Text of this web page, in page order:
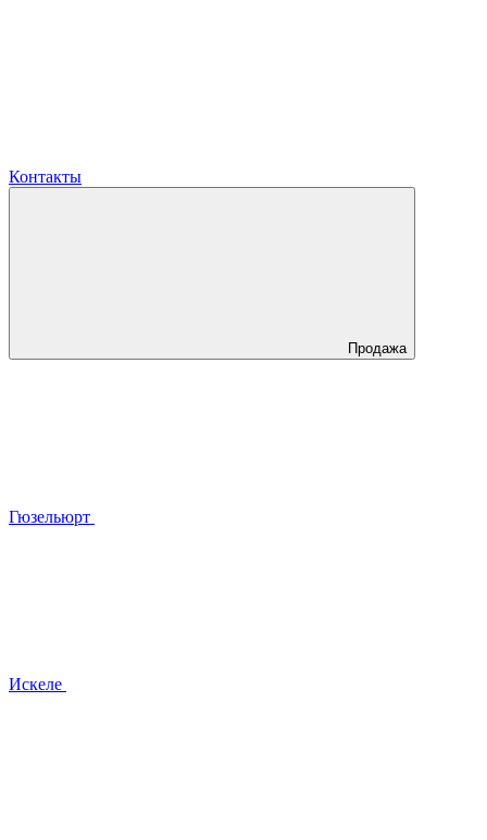
Контакты
Продажа
Гюзельюрт
Искеле